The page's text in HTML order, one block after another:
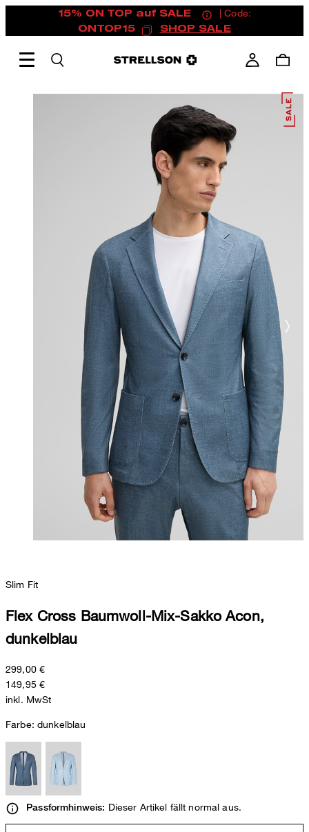
15% ON TOP auf SALE
| Code:
ONTOP15
SHOP SALE
Slim Fit
Flex Cross Baumwoll-Mix-Sakko Acon,
dunkelblau
299,00 €
149,95 €
inkl. MwSt
Farbe: dunkelblau
Passformhinweis: Dieser Artikel fällt normal aus.